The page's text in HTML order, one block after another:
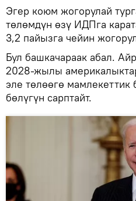
Эгер коюм жогорулай
төлөмдүн өзү ИДПга
3,2 пайызга чейин
Бул башкачараак абал.
2028-жылы
эле төлөөгө
бөлүгүн сарптайт.